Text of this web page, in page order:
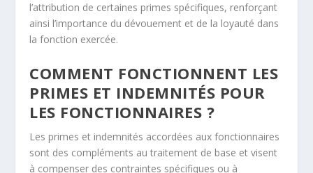
l’attribution de certaines primes spécifiques, renforçant
ainsi l’importance du dévouement et de la loyauté dans
la fonction exercée.
COMMENT FONCTIONNENT LES
PRIMES ET INDEMNITÉS POUR
LES FONCTIONNAIRES ?
Les primes et indemnités accordées aux fonctionnaires
sont des compléments au traitement de base et visent
à compenser des contraintes spécifiques ou à